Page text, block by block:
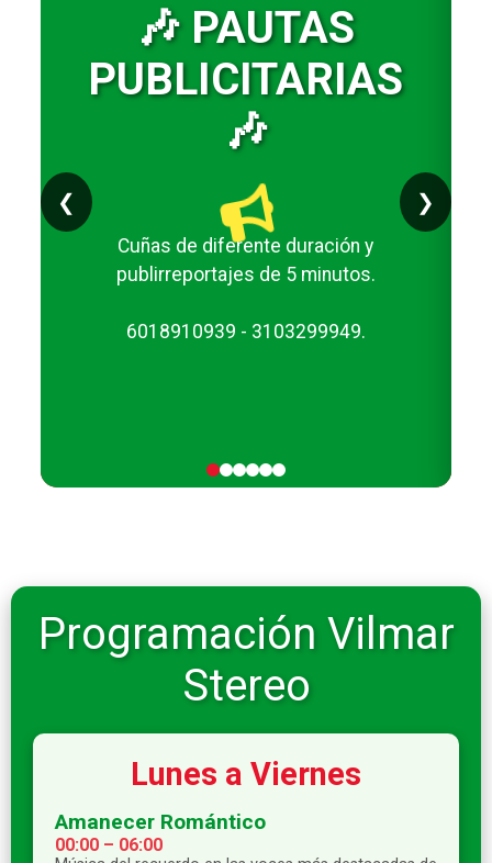
🎶 PAUTAS
PUBLICITARIAS
🎶
Cuñas de diferente duración y
publirreportajes de 5 minutos.
6018910939 - 3103299949.
❮ ❯
Programación Vilmar
Stereo
Lunes a Viernes
Amanecer Romántico
00:00 – 06:00